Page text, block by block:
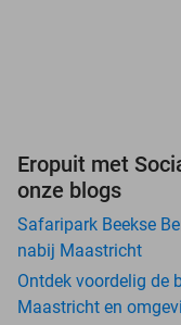
Eropuit met
onze blogs
Safaripark Beekse
nabij Maastricht
Ontdek voordelig de
Maastricht en